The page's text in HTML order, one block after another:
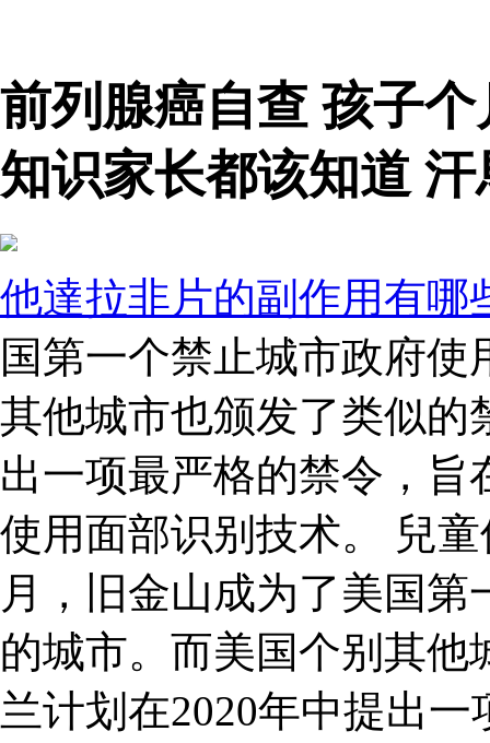
前列腺癌自查 孩子
知识家长都该知道 汗
他達拉非片的副作用有哪
国第一个禁止城市政府
其他城市也颁发了类似的
出一项最严格的禁令，
使用面部识别技术。 兒
月，旧金山成为了美国
的城市。而美国个别其
兰计划在2020年中提出